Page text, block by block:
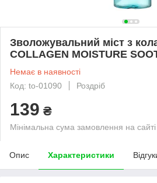
Зволожувальний міст з
COLLAGEN MOISTURE
Немає в наявності
Код: to-01090
Роздріб
139 ₴
Мінімальна сума замовлення на
Опис Характеристики